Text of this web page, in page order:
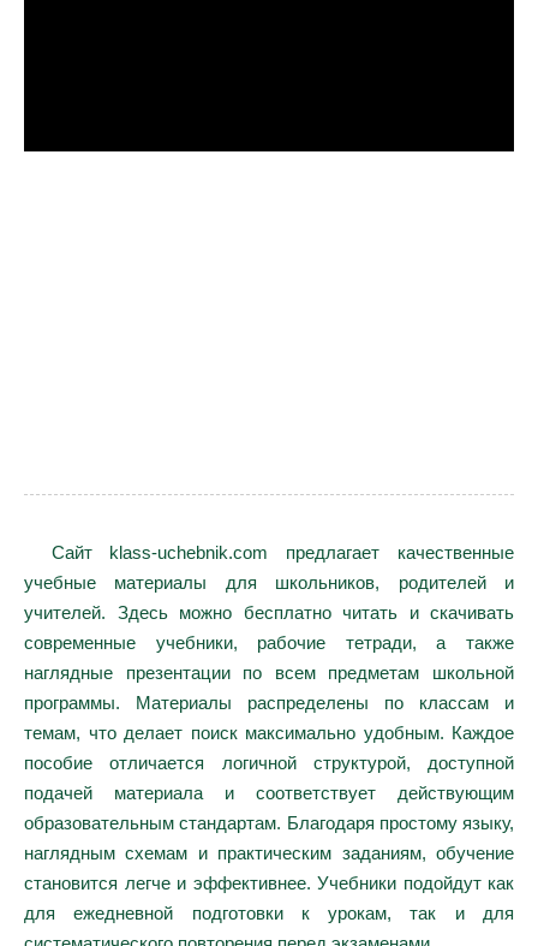
Сайт klass-uchebnik.com предлагает качественные
учебные материалы для школьников, родителей и
учителей. Здесь можно бесплатно читать и скачивать
современные учебники, рабочие тетради, а также
наглядные презентации по всем предметам школьной
программы. Материалы распределены по классам и
темам, что делает поиск максимально удобным. Каждое
пособие отличается логичной структурой, доступной
подачей материала и соответствует действующим
образовательным стандартам. Благодаря простому языку,
наглядным схемам и практическим заданиям, обучение
становится легче и эффективнее. Учебники подойдут как
для ежедневной подготовки к урокам, так и для